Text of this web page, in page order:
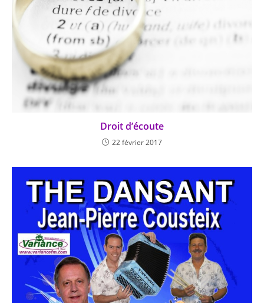
Droit d’écoute
22 février 2017